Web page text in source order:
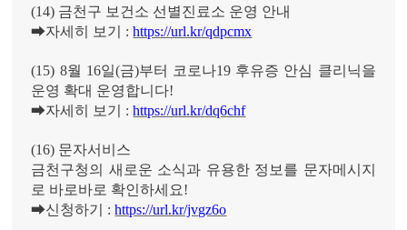
(14) 금천구 보건소 선별진료소 운영 안내
➡자세히 보기 :https://url.kr/qdpcmx
(15) 8월 16일(금)부터 코로나19 후유증 안심 클리닉을
운영 확대 운영합니다!
➡자세히 보기 :https://url.kr/dq6chf
(16) 문자서비스
금천구청의 새로운 소식과 유용한 정보를 문자메시지
로 바로바로 확인하세요!
➡신청하기 :https://url.kr/jvgz6o